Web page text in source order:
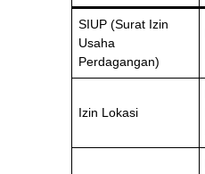
SIUP (Surat Izin
Usaha
Perdagangan)
Izin Lokasi